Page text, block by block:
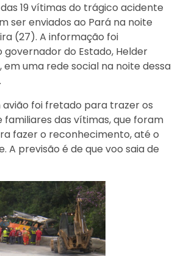
19 vítimas do trágico acidente
ser enviados ao Pará na noite
(27). A informação foi
do Estado, Helder
em uma rede social na noite dessa
avião foi fretado para trazer os
familiares das vítimas, que foram
fazer o reconhecimento, até o
A previsão é de que voo saia de